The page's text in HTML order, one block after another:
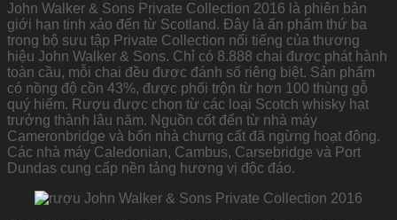
John Walker & Sons Private Collection 2016 là phiên bản
giới hạn tinh xảo đến từ Scotland. Đây là ấn phẩm thứ ba
trong bộ sưu tập Private Collection nổi tiếng của thương
hiệu John Walker & Sons. Chỉ có 8.888 chai được phát hành
toàn cầu, mỗi chai đều được đánh số riêng biệt. Sản phẩm
có nồng độ cồn 43%, được phối trộn từ hơn 100 thùng gỗ
quý hiếm. Rượu được chọn từ các loại Scotch whisky hạt
trưởng thành lâu năm. Nguồn cốt đến từ nhà máy
Cameronbridge và bốn nhà chưng cất đã ngừng hoạt động.
Các nhà máy Caledonian, Cambus, Carsebridge và Port
Dundas cung cấp nền tảng hương vị độc đáo.